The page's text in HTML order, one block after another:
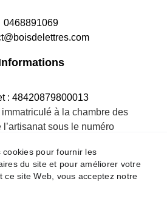
0468891069
: 48420879800013
à la chambre des
l’artisanat sous le numéro
pour fournir les
du site et pour améliorer votre
ce site Web, vous acceptez notre